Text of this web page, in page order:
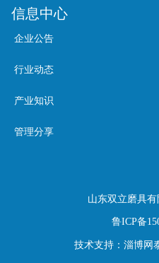
信息中心
企业公告
行业动态
产业知识
管理分享
山东双立磨具
鲁ICP备
技术支持：淄博网